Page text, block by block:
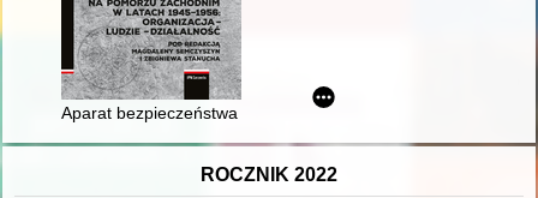
Aparat bezpieczeństwa na Pomorzu Zachodnim w świetle
ROCZNIK 2022